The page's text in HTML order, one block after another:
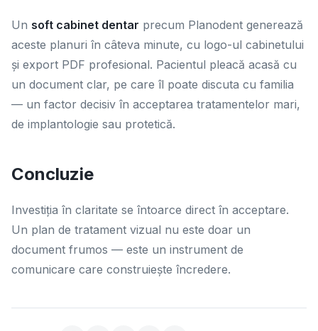
Un soft cabinet dentar precum Planodent generează
aceste planuri în câteva minute, cu logo-ul cabinetului
și export PDF profesional. Pacientul pleacă acasă cu
un document clar, pe care îl poate discuta cu familia
— un factor decisiv în acceptarea tratamentelor mari,
de implantologie sau protetică.
Concluzie
Investiția în claritate se întoarce direct în acceptare.
Un plan de tratament vizual nu este doar un
document frumos — este un instrument de
comunicare care construiește încredere.